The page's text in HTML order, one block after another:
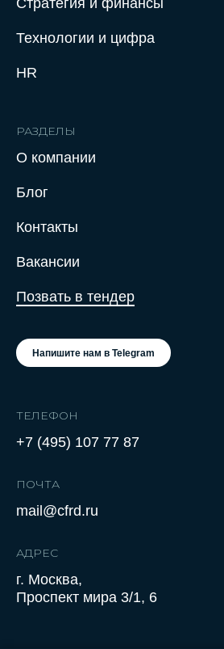
вы соглашаетесь с Политикой
ТЕЛЕФОН
ПОЧТА
АДРЕС
Стратегия и финансы
Технологии и цифра
HR
+7 (495) 107 77 87
mail@cfrd.ru
г. Москва,
Проспект мира 3/1, 6
О компании
Контакты
Вакансии
Позвать в тендер
РАЗДЕЛЫ
Напишите нам в Telegram
Блог